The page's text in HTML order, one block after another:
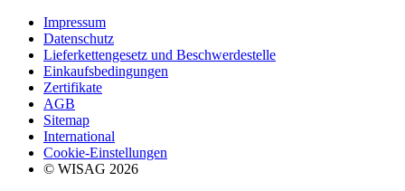
Impressum
Datenschutz
Lieferkettengesetz und Beschwerdestelle
Einkaufsbedingungen
Zertifikate
AGB
Sitemap
International
Cookie-Einstellungen
© WISAG 2026